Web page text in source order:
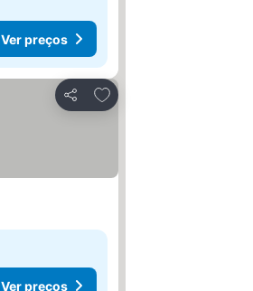
Ver preços
Partilhar
Adicionar aos favoritos
Ver preços